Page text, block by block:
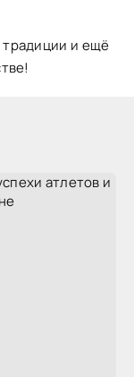
и ещё